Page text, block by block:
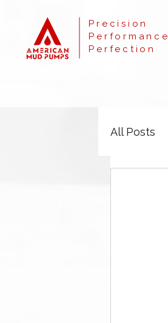
Precision
Performance
Perfection
All Posts